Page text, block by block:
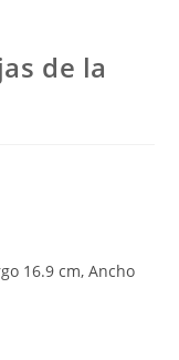
de la
16.9 cm, Ancho